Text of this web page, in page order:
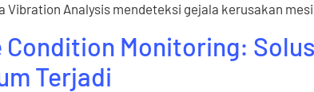
Vibration Analysis mendeteksi gejala kerusakan
Condition Monitoring:
Terjadi